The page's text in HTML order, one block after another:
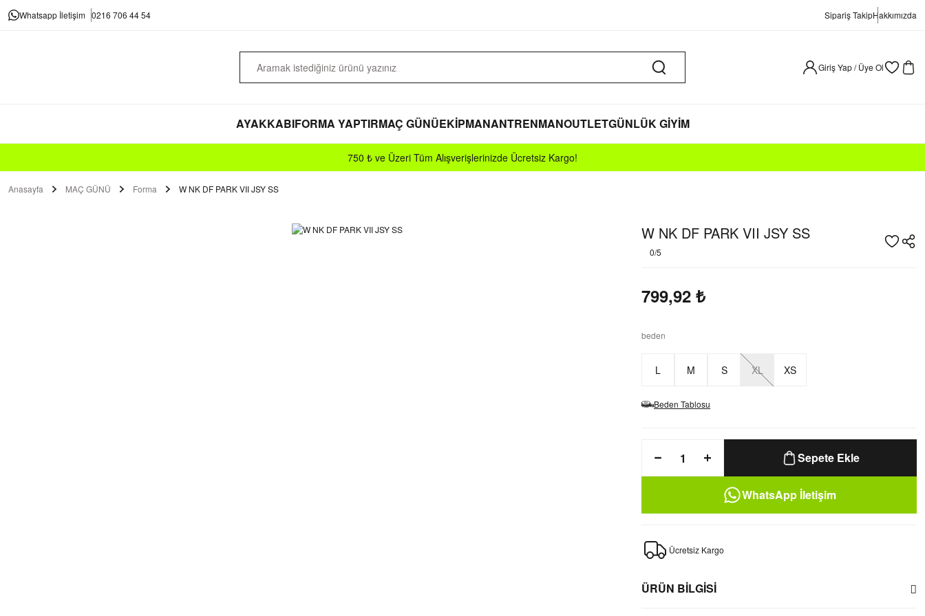
Whatsapp İletişim 0216 706 44 54 Sipariş TakipHakkımızda
Giriş Yap / Üye Ol
AYAKKABIFORMA YAPTIRMAÇ GÜNÜEKİPMANANTRENMANOUTLETGÜNLÜK GİYİM
750 ₺ ve Üzeri Tüm Alışverişlerinizde Ücretsiz Kargo!
Anasayfa MAÇ GÜNÜ Forma W NK DF PARK VII JSY SS
W NK DF PARK VII JSY SS
0/5
799,92 ₺
beden
L M S XL XS
Beden Tablosu
Sepete Ekle
WhatsApp İletişim
Ücretsiz Kargo
ÜRÜN BİLGİSİ